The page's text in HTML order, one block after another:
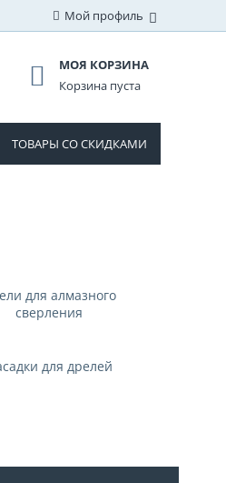
Мой профиль
МОЯ КОРЗИНА
Корзина пуста
ТОВАРЫ СО СКИДКАМИ
для алмазного
сверления
для дрелей